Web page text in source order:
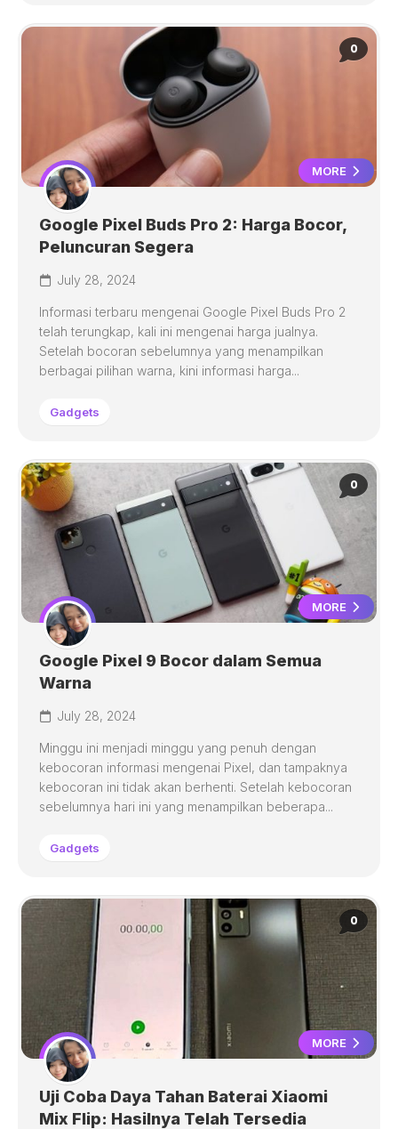
0
MORE
Google Pixel Buds Pro 2: Harga Bocor,
Peluncuran Segera
July 28, 2024
Informasi terbaru mengenai Google Pixel Buds Pro 2
telah terungkap, kali ini mengenai harga jualnya.
Setelah bocoran sebelumnya yang menampilkan
berbagai pilihan warna, kini informasi harga...
Gadgets
0
MORE
Google Pixel 9 Bocor dalam Semua
Warna
July 28, 2024
Minggu ini menjadi minggu yang penuh dengan
kebocoran informasi mengenai Pixel, dan tampaknya
kebocoran ini tidak akan berhenti. Setelah kebocoran
sebelumnya hari ini yang menampilkan beberapa...
Gadgets
0
MORE
Uji Coba Daya Tahan Baterai Xiaomi
Mix Flip: Hasilnya Telah Tersedia